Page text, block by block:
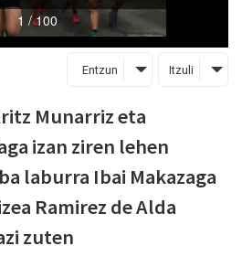
Entzun Itzuli
Munarriz eta
izan ziren lehen
laburra Ibai Makazaga
Ramirez de Alda
zuten